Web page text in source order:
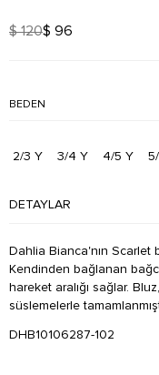
$ 120$ 96
BEDEN
2/3 Y 3/4 Y 4/5 Y
DETAYLAR
Dahlia Bianca'nın Scarlet
Kendinden bağlanan
hareket aralığı sağlar.
süslemelerle
DHB10106287-102